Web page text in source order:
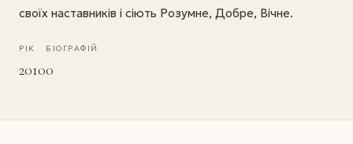
своїх наставників і сіють Розумне, Добре, Вічне.
РІК
2010
БІОГРАФІЙ
0